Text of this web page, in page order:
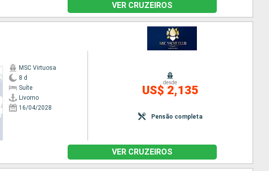
VER CRUZEIROS
MSC Virtuosa
8 d
Suíte
Livorno
16/04/2028
desde
US$ 2,135
Pensão completa
VER CRUZEIROS